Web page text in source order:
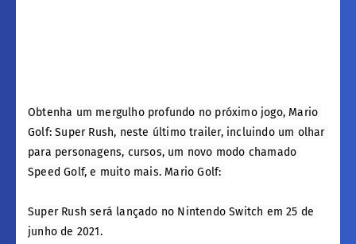
‎Obtenha um mergulho profundo no próximo jogo, Mario
Golf: Super Rush, neste último trailer, incluindo um olhar
para personagens, cursos, um novo modo chamado
Speed Golf, e muito mais. Mario Golf:
Super Rush será lançado no Nintendo Switch em 25 de
junho de 2021.‎